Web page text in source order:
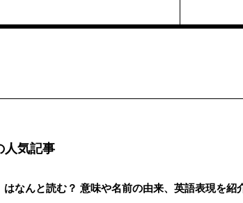
人気記事
はなんと読む？ 意味や名前の由来、英語表現を紹